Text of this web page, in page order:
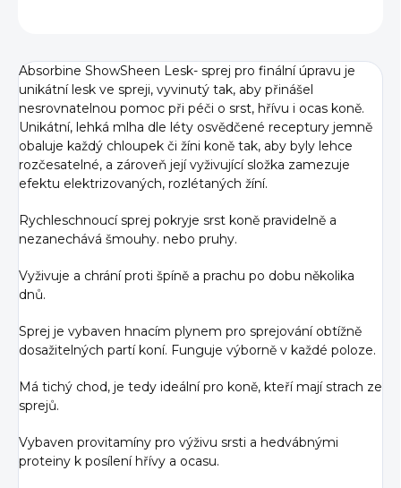
Absorbine ShowSheen Lesk- sprej pro finální úpravu je
unikátní lesk ve spreji, vyvinutý tak, aby přinášel
nesrovnatelnou pomoc při péči o srst, hřívu i ocas koně.
Unikátní, lehká mlha dle léty osvědčené receptury jemně
obaluje každý chloupek či žíni koně tak, aby byly lehce
rozčesatelné, a zároveň její vyživující složka zamezuje
efektu elektrizovaných, rozlétaných žíní.
Rychleschnoucí sprej pokryje srst koně pravidelně a
nezanechává šmouhy. nebo pruhy.
Vyživuje a chrání proti špíně a prachu po dobu několika
dnů.
Sprej je vybaven hnacím plynem pro sprejování obtížně
dosažitelných partí koní. Funguje výborně v každé poloze.
Má tichý chod, je tedy ideální pro koně, kteří mají strach ze
sprejů.
Vybaven provitamíny pro výživu srsti a hedvábnými
proteiny k posílení hřívy a ocasu.